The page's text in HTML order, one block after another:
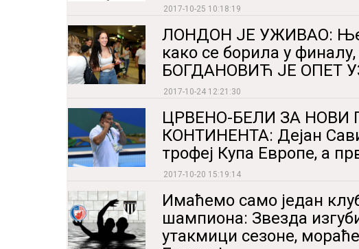
2017-10-25 10:18:19
ЛОНДОН ЈЕ УЖИВАО:
како се борила у
БОГДАНОВИЋ ЈЕ ОПЕТ
2017-10-24 12:21:30
ЦРВЕНО-БЕЛИ ЗА НОВИ
КОНТИНЕНТА: Дејан
трофеј Купа Европе, а
2017-10-20 15:19:14
Имаћемо само један
шампиона: Звезда
утакмици сезоне,